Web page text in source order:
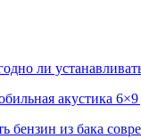
ли
акустика
бензин из бака